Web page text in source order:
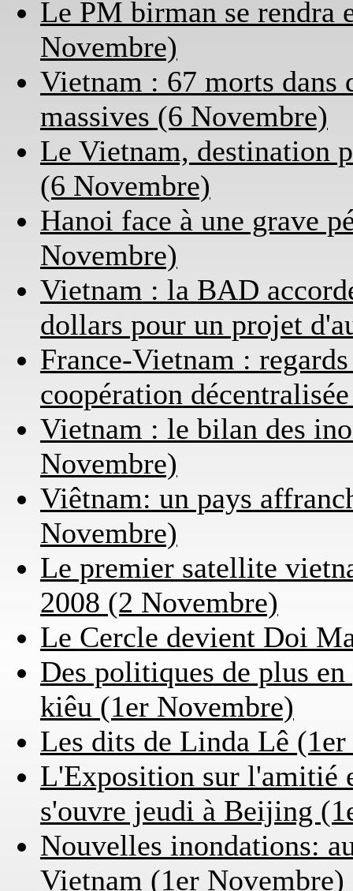
Le PM birman se rendra
Novembre)
Vietnam : 67 morts dans
massives (6 Novembre)
Le Vietnam, destination
(6 Novembre)
Hanoi face à une grave
Novembre)
Vietnam : la BAD
dollars pour un projet
France-Vietnam :
coopération
Vietnam : le bilan des
Novembre)
Viêtnam: un pays
Novembre)
Le premier satellite
2008 (2 Novembre)
Le Cercle devient Doi
Des politiques de plus
kiêu (1er Novembre)
Les dits de Linda Lê
L'Exposition sur l'amitié
s'ouvre jeudi à Beijing
Nouvelles inondations:
Vietnam (1er Novembre)